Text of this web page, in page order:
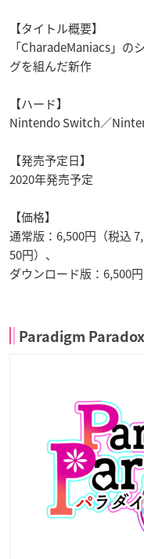
【タイトル概要】
「CharadeManiacs」の
グを組んだ新作
【ハード】
Nintendo Switch／
【発売予定日】
2020年発売予定
【価格】
通常版： 6,500円（税込
50円）、
ダウンロード版： 6,500
Paradigm Paradox